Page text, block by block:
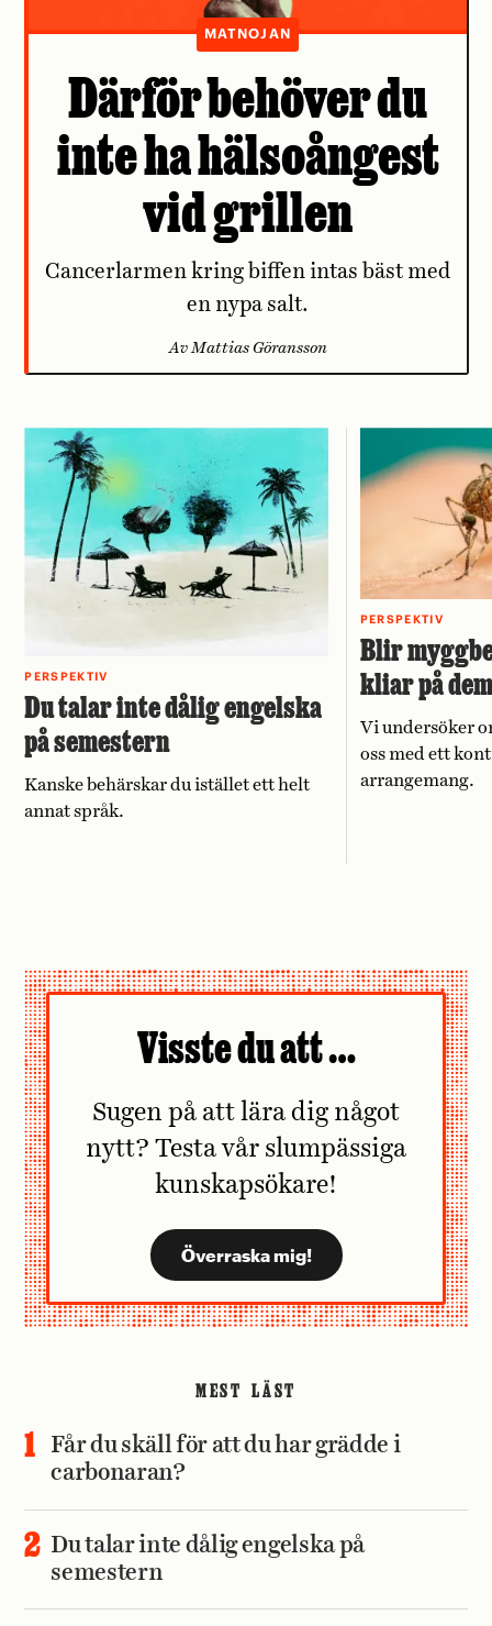
MATNOJAN
Därför behöver du
inte ha hälsoångest
vid grillen
Cancerlarmen kring biffen intas bäst med
en nypa salt.
Av Mattias Göransson
PERSPEKTIV
Du talar inte dålig engelska
på semestern
Kanske behärskar du istället ett helt
annat språk.
PERSPEKTIV
Blir
kliar på
Vi undersöker
oss med ett
arrangemang.
Visste du att …
Sugen på att lära dig något
nytt? Testa vår slumpässiga
kunskapsökare!
MEST LÄST
Får du skäll för att du har grädde i
carbonaran?
Du talar inte dålig engelska på
semestern